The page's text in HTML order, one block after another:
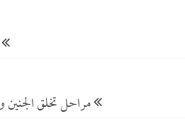
مراحل تخلق الجنين